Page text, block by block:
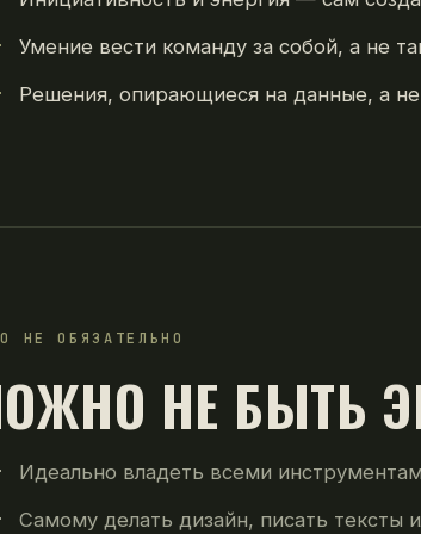
Умение вести команду за собой, а не
Решения, опирающиеся на данные, а
НЕ ОБЯЗАТЕЛЬНО
НЕ БЫТЬ
Идеально владеть всеми
Самому делать дизайн, писать тексты